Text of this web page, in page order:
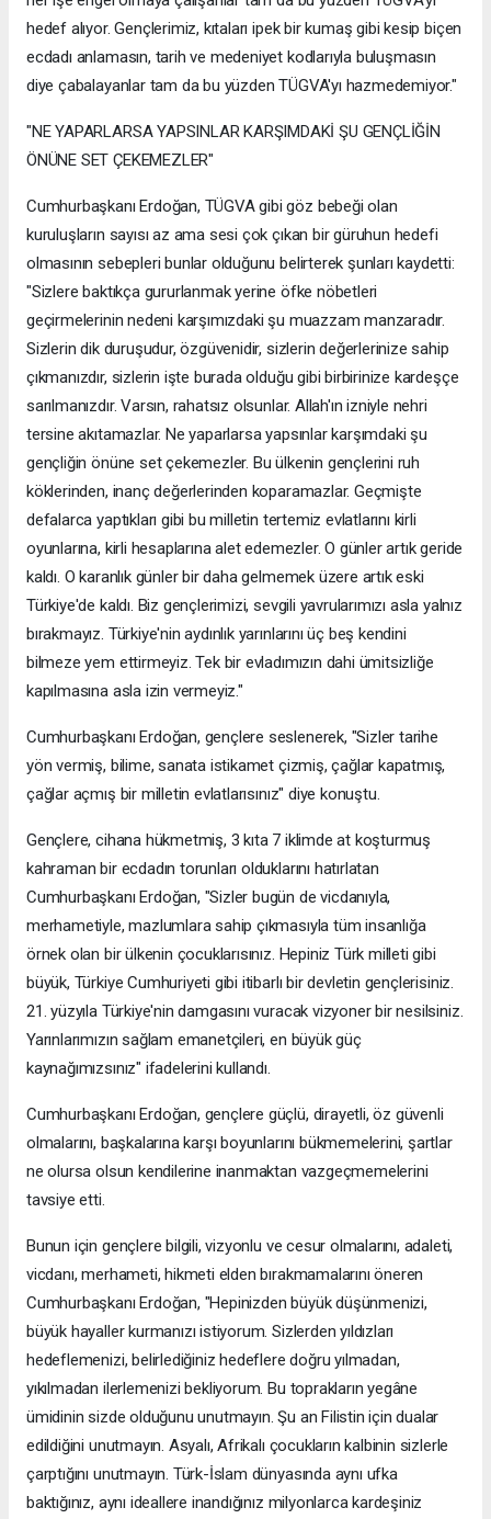
hedef alıyor. Gençlerimiz, kıtaları ipek bir kumaş gibi kesip biçen
ecdadı anlamasın, tarih ve medeniyet kodlarıyla buluşmasın
diye çabalayanlar tam da bu yüzden TÜGVA'yı hazmedemiyor."
"NE YAPARLARSA YAPSINLAR KARŞIMDAKİ ŞU GENÇLİĞİN
ÖNÜNE SET ÇEKEMEZLER"
Cumhurbaşkanı Erdoğan, TÜGVA gibi göz bebeği olan
kuruluşların sayısı az ama sesi çok çıkan bir güruhun hedefi
olmasının sebepleri bunlar olduğunu belirterek şunları kaydetti:
"Sizlere baktıkça gururlanmak yerine öfke nöbetleri
geçirmelerinin nedeni karşımızdaki şu muazzam manzaradır.
Sizlerin dik duruşudur, özgüvenidir, sizlerin değerlerinize sahip
çıkmanızdır, sizlerin işte burada olduğu gibi birbirinize kardeşçe
sarılmanızdır. Varsın, rahatsız olsunlar. Allah'ın izniyle nehri
tersine akıtamazlar. Ne yaparlarsa yapsınlar karşımdaki şu
gençliğin önüne set çekemezler. Bu ülkenin gençlerini ruh
köklerinden, inanç değerlerinden koparamazlar. Geçmişte
defalarca yaptıkları gibi bu milletin tertemiz evlatlarını kirli
oyunlarına, kirli hesaplarına alet edemezler. O günler artık geride
kaldı. O karanlık günler bir daha gelmemek üzere artık eski
Türkiye'de kaldı. Biz gençlerimizi, sevgili yavrularımızı asla yalnız
bırakmayız. Türkiye'nin aydınlık yarınlarını üç beş kendini
bilmeze yem ettirmeyiz. Tek bir evladımızın dahi ümitsizliğe
kapılmasına asla izin vermeyiz."
Cumhurbaşkanı Erdoğan, gençlere seslenerek, "Sizler tarihe
yön vermiş, bilime, sanata istikamet çizmiş, çağlar kapatmış,
çağlar açmış bir milletin evlatlarısınız" diye konuştu.
Gençlere, cihana hükmetmiş, 3 kıta 7 iklimde at koşturmuş
kahraman bir ecdadın torunları olduklarını hatırlatan
Cumhurbaşkanı Erdoğan, "Sizler bugün de vicdanıyla,
merhametiyle, mazlumlara sahip çıkmasıyla tüm insanlığa
örnek olan bir ülkenin çocuklarısınız. Hepiniz Türk milleti gibi
büyük, Türkiye Cumhuriyeti gibi itibarlı bir devletin gençlerisiniz.
21. yüzyıla Türkiye'nin damgasını vuracak vizyoner bir nesilsiniz.
Yarınlarımızın sağlam emanetçileri, en büyük güç
kaynağımızsınız" ifadelerini kullandı.
Cumhurbaşkanı Erdoğan, gençlere güçlü, dirayetli, öz güvenli
olmalarını, başkalarına karşı boyunlarını bükmemelerini, şartlar
ne olursa olsun kendilerine inanmaktan vazgeçmemelerini
tavsiye etti.
Bunun için gençlere bilgili, vizyonlu ve cesur olmalarını, adaleti,
vicdanı, merhameti, hikmeti elden bırakmamalarını öneren
Cumhurbaşkanı Erdoğan, "Hepinizden büyük düşünmenizi,
büyük hayaller kurmanızı istiyorum. Sizlerden yıldızları
hedeflemenizi, belirlediğiniz hedeflere doğru yılmadan,
yıkılmadan ilerlemenizi bekliyorum. Bu toprakların yegâne
ümidinin sizde olduğunu unutmayın. Şu an Filistin için dualar
edildiğini unutmayın. Asyalı, Afrikalı çocukların kalbinin sizlerle
çarptığını unutmayın. Türk-İslam dünyasında aynı ufka
baktığınız, aynı ideallere inandığınız milyonlarca kardeşiniz